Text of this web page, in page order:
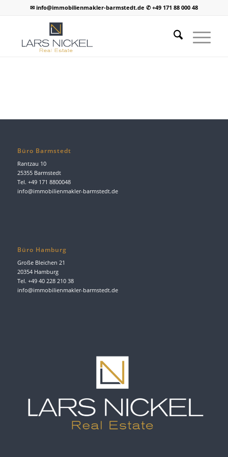
✉ info@immobilienmakler-barmstedt.de ✆ +49 171 88 000 48
Büro Barmstedt
Rantzau 10
25355 Barmstedt
Tel. +49 171 8800048
info@immobilienmakler-barmstedt.de
Büro Hamburg
Große Bleichen 21
20354 Hamburg
Tel. +49 40 228 210 38
info@immobilienmakler-barmstedt.de